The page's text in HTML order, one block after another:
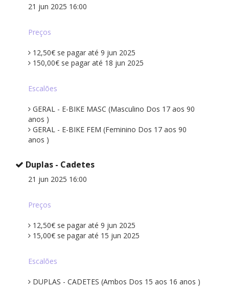
21 jun 2025 16:00
Preços
12,50€ se pagar até 9 jun 2025
150,00€ se pagar até 18 jun 2025
Escalões
GERAL - E-BIKE MASC (Masculino Dos 17 aos 90
anos )
GERAL - E-BIKE FEM (Feminino Dos 17 aos 90
anos )
Duplas - Cadetes
21 jun 2025 16:00
Preços
12,50€ se pagar até 9 jun 2025
15,00€ se pagar até 15 jun 2025
Escalões
DUPLAS - CADETES (Ambos Dos 15 aos 16 anos )